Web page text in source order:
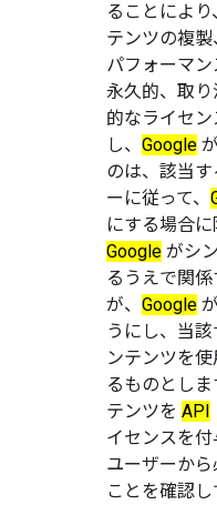
ることにより
テンツの複
パフォーマ
永久的、取
的なライセ
し、 Google
のは、該当す
ーに従って、
にする場合に
Google がシ
るうえで関
が、 Google
うにし、当
ンテンツを
るものとし
テンツを API
イセンスを
ユーザーか
ことを確認し